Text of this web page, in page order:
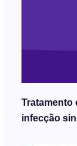
Tratamento
infecção